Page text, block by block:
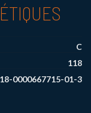
C
118
0000667715-01-3